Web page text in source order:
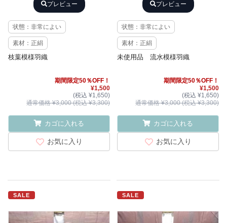
プレビュー
状態：非常によい
素材：正絹
枝葉模様羽織
期間限定50％OFF！
¥1,500
(税込 ¥1,650)
通常価格 ¥3,000 (税込 ¥3,300)
カゴに入れる
お気に入り
プレビュー
状態：非常によい
素材：正絹
未使用品 流水模様羽織
期間限定50％OFF！
¥1,500
(税込 ¥1,650)
通常価格 ¥3,000 (税込 ¥3,300)
カゴに入れる
お気に入り
SALE SALE